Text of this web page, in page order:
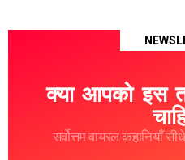
क्या आपको इस
सर्वोत्तम वायरल कहानियाँ